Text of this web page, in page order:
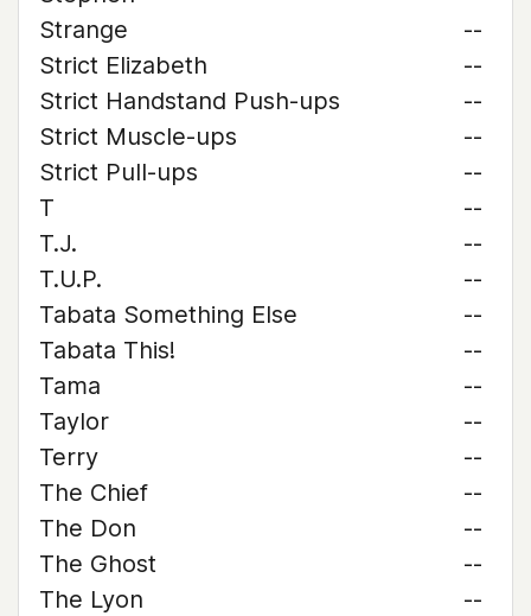
Strange
--
Strict Elizabeth
--
Strict Handstand Push-ups
--
Strict Muscle-ups
--
Strict Pull-ups
--
T
--
T.J.
--
T.U.P.
--
Tabata Something Else
--
Tabata This!
--
Tama
--
Taylor
--
Terry
--
The Chief
--
The Don
--
The Ghost
--
The Lyon
--